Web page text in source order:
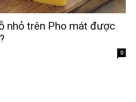
nhỏ trên Pho mát được
0